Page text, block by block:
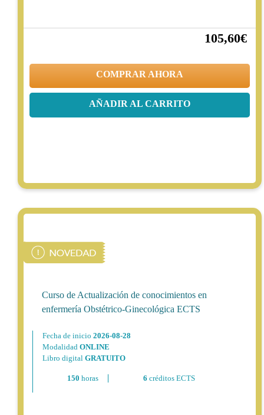
105,60€
COMPRAR AHORA
AÑADIR AL CARRITO
Curso de Actualización de conocimientos en
enfermería Obstétrico-Ginecológica ECTS
Fecha de inicio 2026-08-28
Modalidad ONLINE
Libro digital GRATUITO
150 horas 6 créditos ECTS